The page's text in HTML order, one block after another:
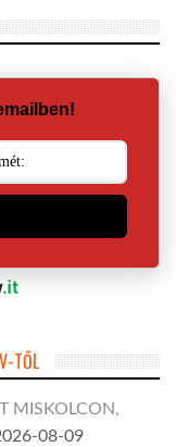
TŐL
MISKOLCON,
08-09